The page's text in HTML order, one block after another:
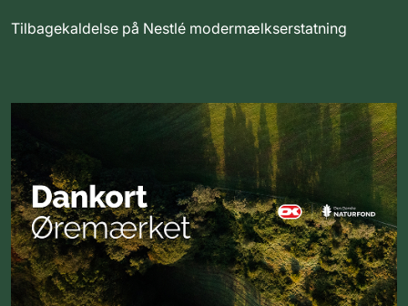
Tilbagekaldelse på Nestlé modermælkserstatning